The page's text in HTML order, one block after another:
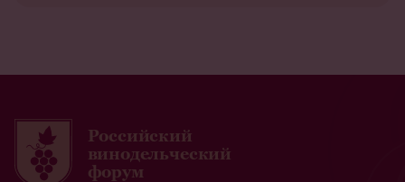
Российский
винодельческий
форум